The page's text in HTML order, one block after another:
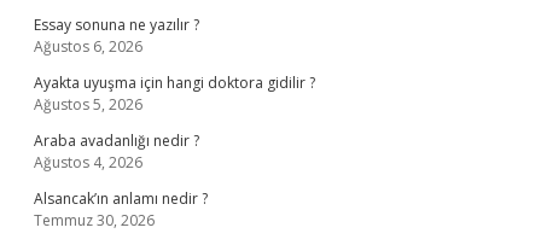
Essay sonuna ne yazılır ?
Ağustos 6, 2026
Ayakta uyuşma için hangi doktora gidilir ?
Ağustos 5, 2026
Araba avadanlığı nedir ?
Ağustos 4, 2026
Alsancak’ın anlamı nedir ?
Temmuz 30, 2026